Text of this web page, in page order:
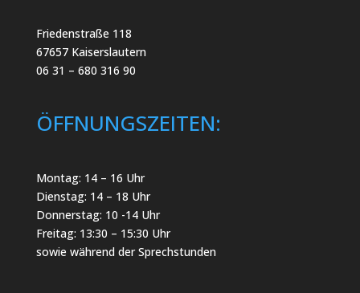
Friedenstraße 118
67657 Kaiserslautern
06 31 – 680 316 90
ÖFFNUNGSZEITEN:
Montag: 14 – 16 Uhr
Dienstag: 14 – 18 Uhr
Donnerstag: 10 -14 Uhr
Freitag: 13:30 – 15:30 Uhr
sowie während der Sprechstunden